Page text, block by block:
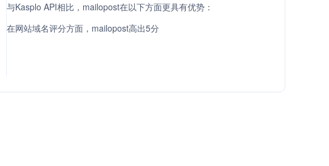
与Kasplo API相比，mailopost在以下方面更具有优势：
在网站域名评分方面，mailopost高出5分